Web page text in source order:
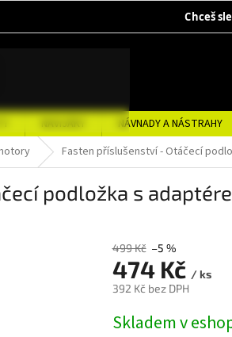
NAVIJÁKY NÁVNADY A NÁSTRAHY
Fasten příslušenství - Otáčecí
podložka s
499 Kč –5 %
474 Kč / ks
392 Kč bez DPH
cena:
Skladem v